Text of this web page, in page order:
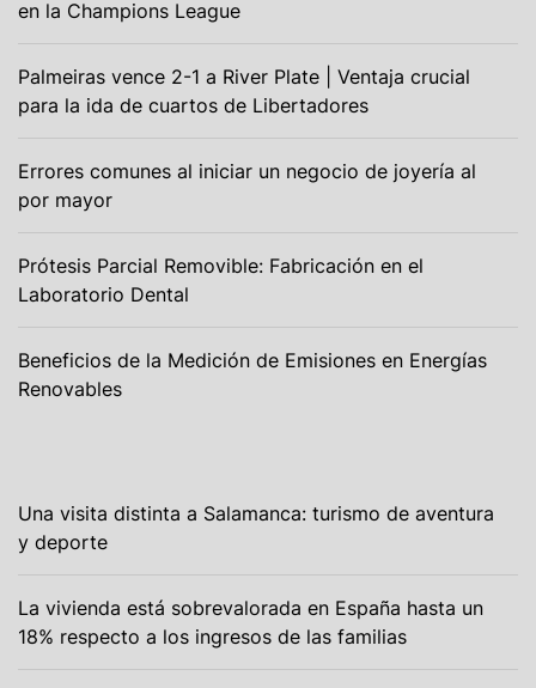
en la Champions League
Palmeiras vence 2-1 a River Plate | Ventaja crucial
para la ida de cuartos de Libertadores
Errores comunes al iniciar un negocio de joyería al
por mayor
Prótesis Parcial Removible: Fabricación en el
Laboratorio Dental
Beneficios de la Medición de Emisiones en Energías
Renovables
Una visita distinta a Salamanca: turismo de aventura
y deporte
La vivienda está sobrevalorada en España hasta un
18% respecto a los ingresos de las familias